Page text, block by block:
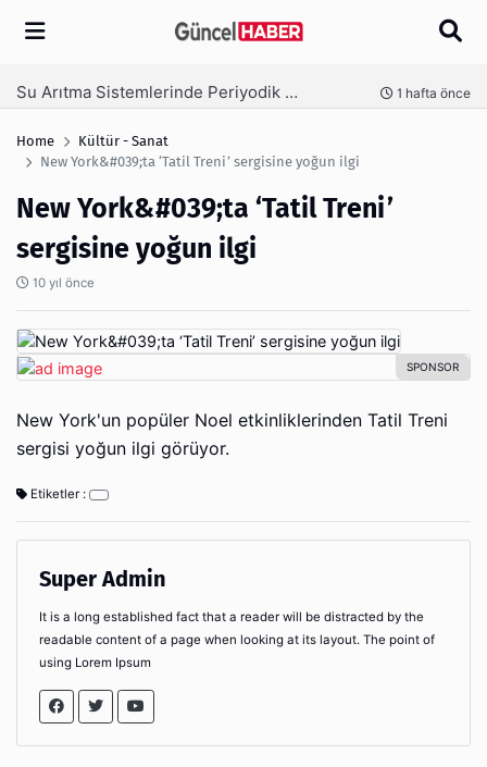
Arama
önce 3
Home
Kültür - Sanat
New York&#039;ta ‘Tatil Treni’ sergisine yoğun ilgi
New York&#039;ta ‘Tatil Treni’
sergisine yoğun ilgi
10 yıl önce
New York'un popüler Noel etkinliklerinden Tatil Treni
sergisi yoğun ilgi görüyor.
Etiketler :
Super Admin
It is a long established fact that a reader will be distracted by the
readable content of a page when looking at its layout. The point of
using Lorem Ipsum